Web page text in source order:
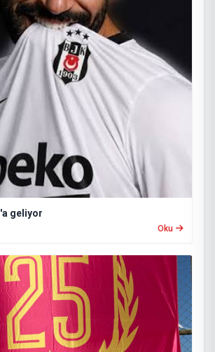
geliyor
Oku